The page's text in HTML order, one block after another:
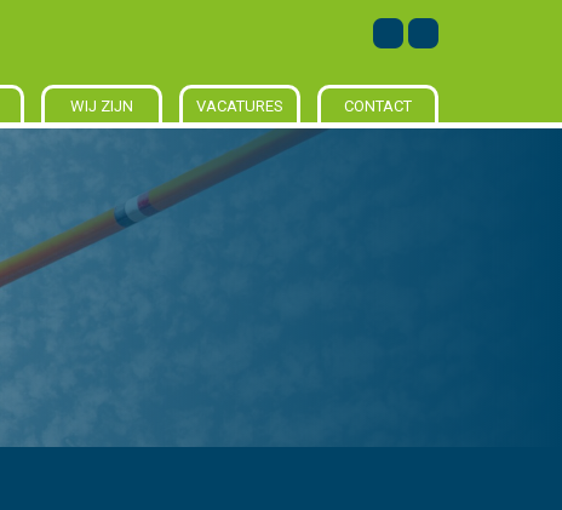
WIJ ZIJN VACATURES CONTACT